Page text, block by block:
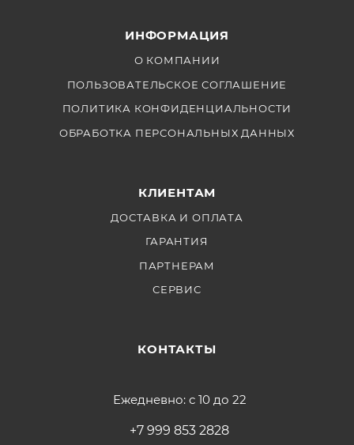
ИНФОРМАЦИЯ
О КОМПАНИИ
ПОЛЬЗОВАТЕЛЬСКОЕ СОГЛАШЕНИЕ
ПОЛИТИКА КОНФИДЕНЦИАЛЬНОСТИ
ОБРАБОТКА ПЕРСОНАЛЬНЫХ ДАННЫХ
КЛИЕНТАМ
ДОСТАВКА И ОПЛАТА
ГАРАНТИЯ
ПАРТНЕРАМ
СЕРВИС
КОНТАКТЫ
Ежедневно: с 10 до 22
+7 999 853 2828